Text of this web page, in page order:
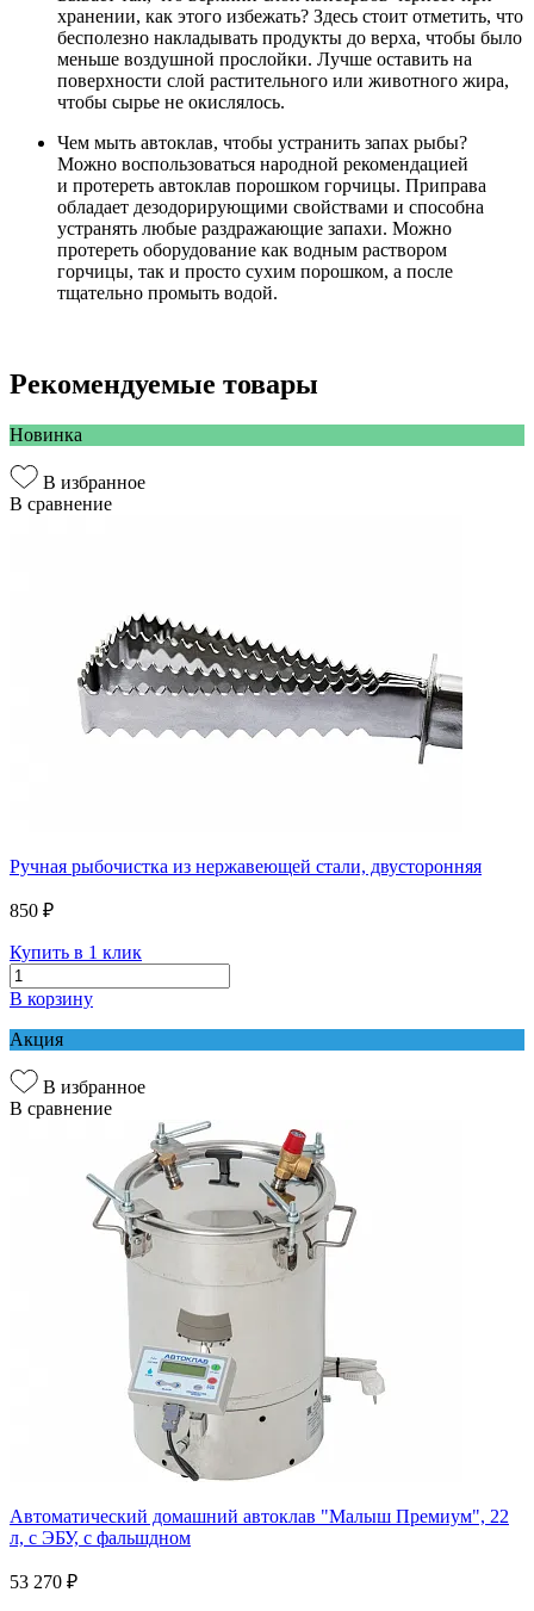
хранении, как этого избежать? Здесь стоит отметить, что
бесполезно накладывать продукты до верха, чтобы было
меньше воздушной прослойки. Лучше оставить на
поверхности слой растительного или животного жира,
чтобы сырье не окислялось.
Чем мыть автоклав, чтобы устранить запах рыбы?
Можно воспользоваться народной рекомендацией
и протереть автоклав порошком горчицы. Приправа
обладает дезодорирующими свойствами и способна
устранять любые раздражающие запахи. Можно
протереть оборудование как водным раствором
горчицы, так и просто сухим порошком, а после
тщательно промыть водой.
Рекомендуемые товары
Новинка
В избранное
В сравнение
Ручная рыбочистка из нержавеющей стали, двусторонняя
850 ₽
Купить в 1 клик
В корзину
Акция
В избранное
В сравнение
Автоматический домашний автоклав "Малыш Премиум", 22
л, с ЭБУ, с фальшдном
53 270 ₽